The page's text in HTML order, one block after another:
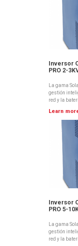
Inversor
PRO 2-
La gama
gestión
red y la
Learn
Inversor
PRO 5-
La gama
gestión
red y la